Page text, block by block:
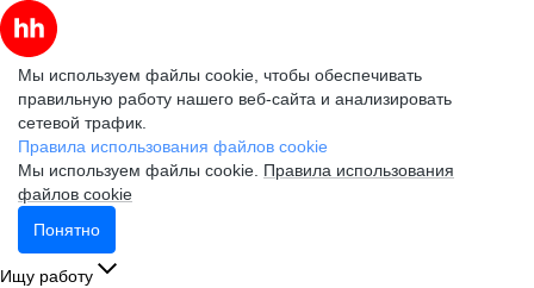
Мы используем файлы cookie, чтобы обеспечивать
правильную работу нашего веб-сайта и анализировать
сетевой трафик.
Правила использования файлов cookie
Мы используем файлы cookie. Правила использования
файлов cookie
Понятно
Ищу работу